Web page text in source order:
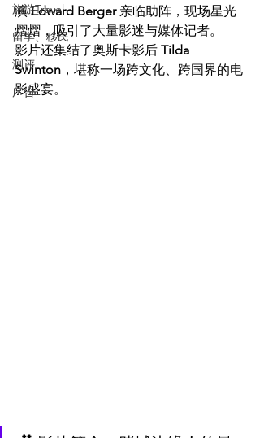
旅游Travel
留学、移民
测评
广告
演 Edward Berger 亲临助阵，现场星光
熠熠，吸引了大量影迷与媒体记者。
影片还集结了奥斯卡影后 Tilda
Swinton ，堪称一场跨文化、跨国界的电
影盛宴。